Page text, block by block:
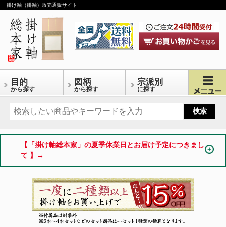
掛け軸（掛軸）販売通販サイト
目的
から探す
図柄
から探す
宗派別
に探す
【「掛け軸総本家」の夏季休業日とお届け予定につきまし
て 】→